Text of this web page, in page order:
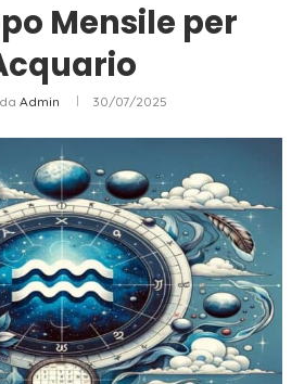
Mensile per
Admin 30/07/2025